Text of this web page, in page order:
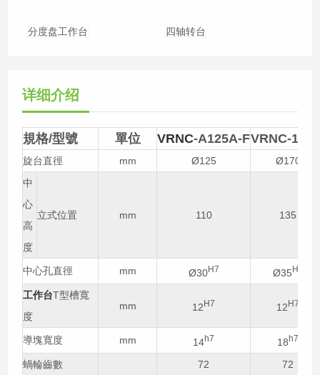
分度盘工作台 四轴转台
详细介绍
規格/型號 單位 VRNC-A125A-FVRNC-170-
旋台直徑 mm Ø125
Ø170
中
心
高
度
立式位置 mm 110 135
中心孔直徑 mm Ø30H7 Ø35H7
工作台T型槽寬
度
mm 12H7 12H7
導塊寬度 mm 14h7 18h7
蝸輪齒數 72 72